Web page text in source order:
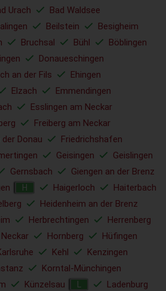
Urach
Bad Waldsee
Beilstein
Besigheim
Bruchsal Bühl Böblingen
Donaueschingen
an der Fils
Ehingen
Elzach
Emmendingen
Esslingen am Neckar
Freiberg am Neckar
Donau
Friedrichshafen
Geisingen
Geislingen
Gernsbach
Giengen an der Brenz
H Haigerloch
Haiterbach
Heidenheim an der Brenz
Herbrechtingen
Herrenberg
Hornberg Hüfingen
Kehl
Kenzingen
Korntal-Münchingen
Künzelsau
Ladenburg